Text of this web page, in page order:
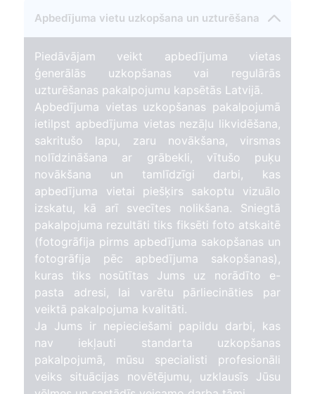
Apbedījuma vietu uzkopšana un uzturēšana
Piedāvājam veikt apbedījuma vietas
ģenerālās uzkopšanas vai regulārās
uzturēšanas pakalpojumu kapsētās Latvijā.
Apbedījuma vietas uzkopšanas pakalpojumā
ietilpst apbedījuma vietas nezāļu likvidēšana,
sakritušo lapu, zaru novākšana, virsmas
nolīdzināšana ar grābekli, vītušo puķu
novākšana un tamlīdzīgi darbi, kas
apbedījuma vietai piešķirs sakoptu vizuālo
izskatu, kā arī svecītes nolikšana. Sniegtā
pakalpojuma rezultāti tiks fiksēti foto atskaitē
(fotogrāfija pirms apbedījuma sakopšanas un
fotogrāfija pēc apbedījuma sakopšanas),
kuras tiks nosūtītas Jums uz norādīto e-
pasta adresi, lai varētu pārliecināties par
veiktā pakalpojuma kvalitāti.
Ja Jums ir nepieciešami papildu darbi, kas
nav iekļauti standarta uzkopšanas
pakalpojumā, mūsu specialisti profesionāli
veiks situācijas novētējumu, uzklausīs Jūsu